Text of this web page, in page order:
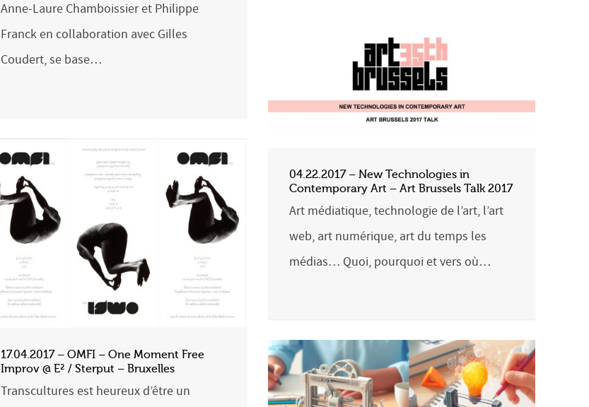
Anne-Laure Chamboissier et Philippe
Franck en collaboration avec Gilles
Coudert, se base…
04.22.2017 – New Technologies in
Contemporary Art – Art Brussels Talk 2017
Art médiatique, technologie de l’art, l’art
web, art numérique, art du temps les
médias… Quoi, pourquoi et vers où…
17.04.2017 – OMFI – One Moment Free
Improv @ E² / Sterput – Bruxelles
Transcultures est heureux d’être un